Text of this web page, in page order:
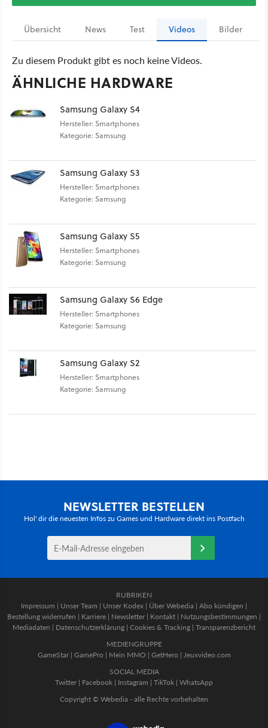
Übersicht News Test Videos Bilder
Zu diesem Produkt gibt es noch keine Videos.
ÄHNLICHE HARDWARE
Samsung Galaxy S4
Hersteller: Smartphones
Kategorie: Samsung
Samsung Galaxy S3
Hersteller: Smartphones
Kategorie: Samsung
Samsung Galaxy S5
Hersteller: Smartphones
Kategorie: Samsung
Samsung Galaxy S6 Edge
Hersteller: Smartphones
Kategorie: Samsung
Samsung Galaxy S2
Hersteller: Smartphones
Kategorie: Samsung
NEWSLETTER BESTELLEN
Hol' dir die neuesten Infos zu Games und Hardware direkt ins Postfach
RUBRIKEN
Impressum | Unser Team | Unser Kodex | Über Webedia | Abo kündigen |
Bestellung widerrufen | Karriere | Newsletter | Kontakt | Nutzungsbestimmungen |
Mediadaten | Datenschutzerklärung | Cookies & Tracking | Transparenzbericht
MEDIENGRUPPE
GameStar| GamePro | Mein MMO | GetHero | Jeuxvideo.com
SOCIAL MEDIA
Twitter | Facebook | Instagram | TikTok | WhatsApp
Copyright © Webedia - alle Rechte vorbehalten